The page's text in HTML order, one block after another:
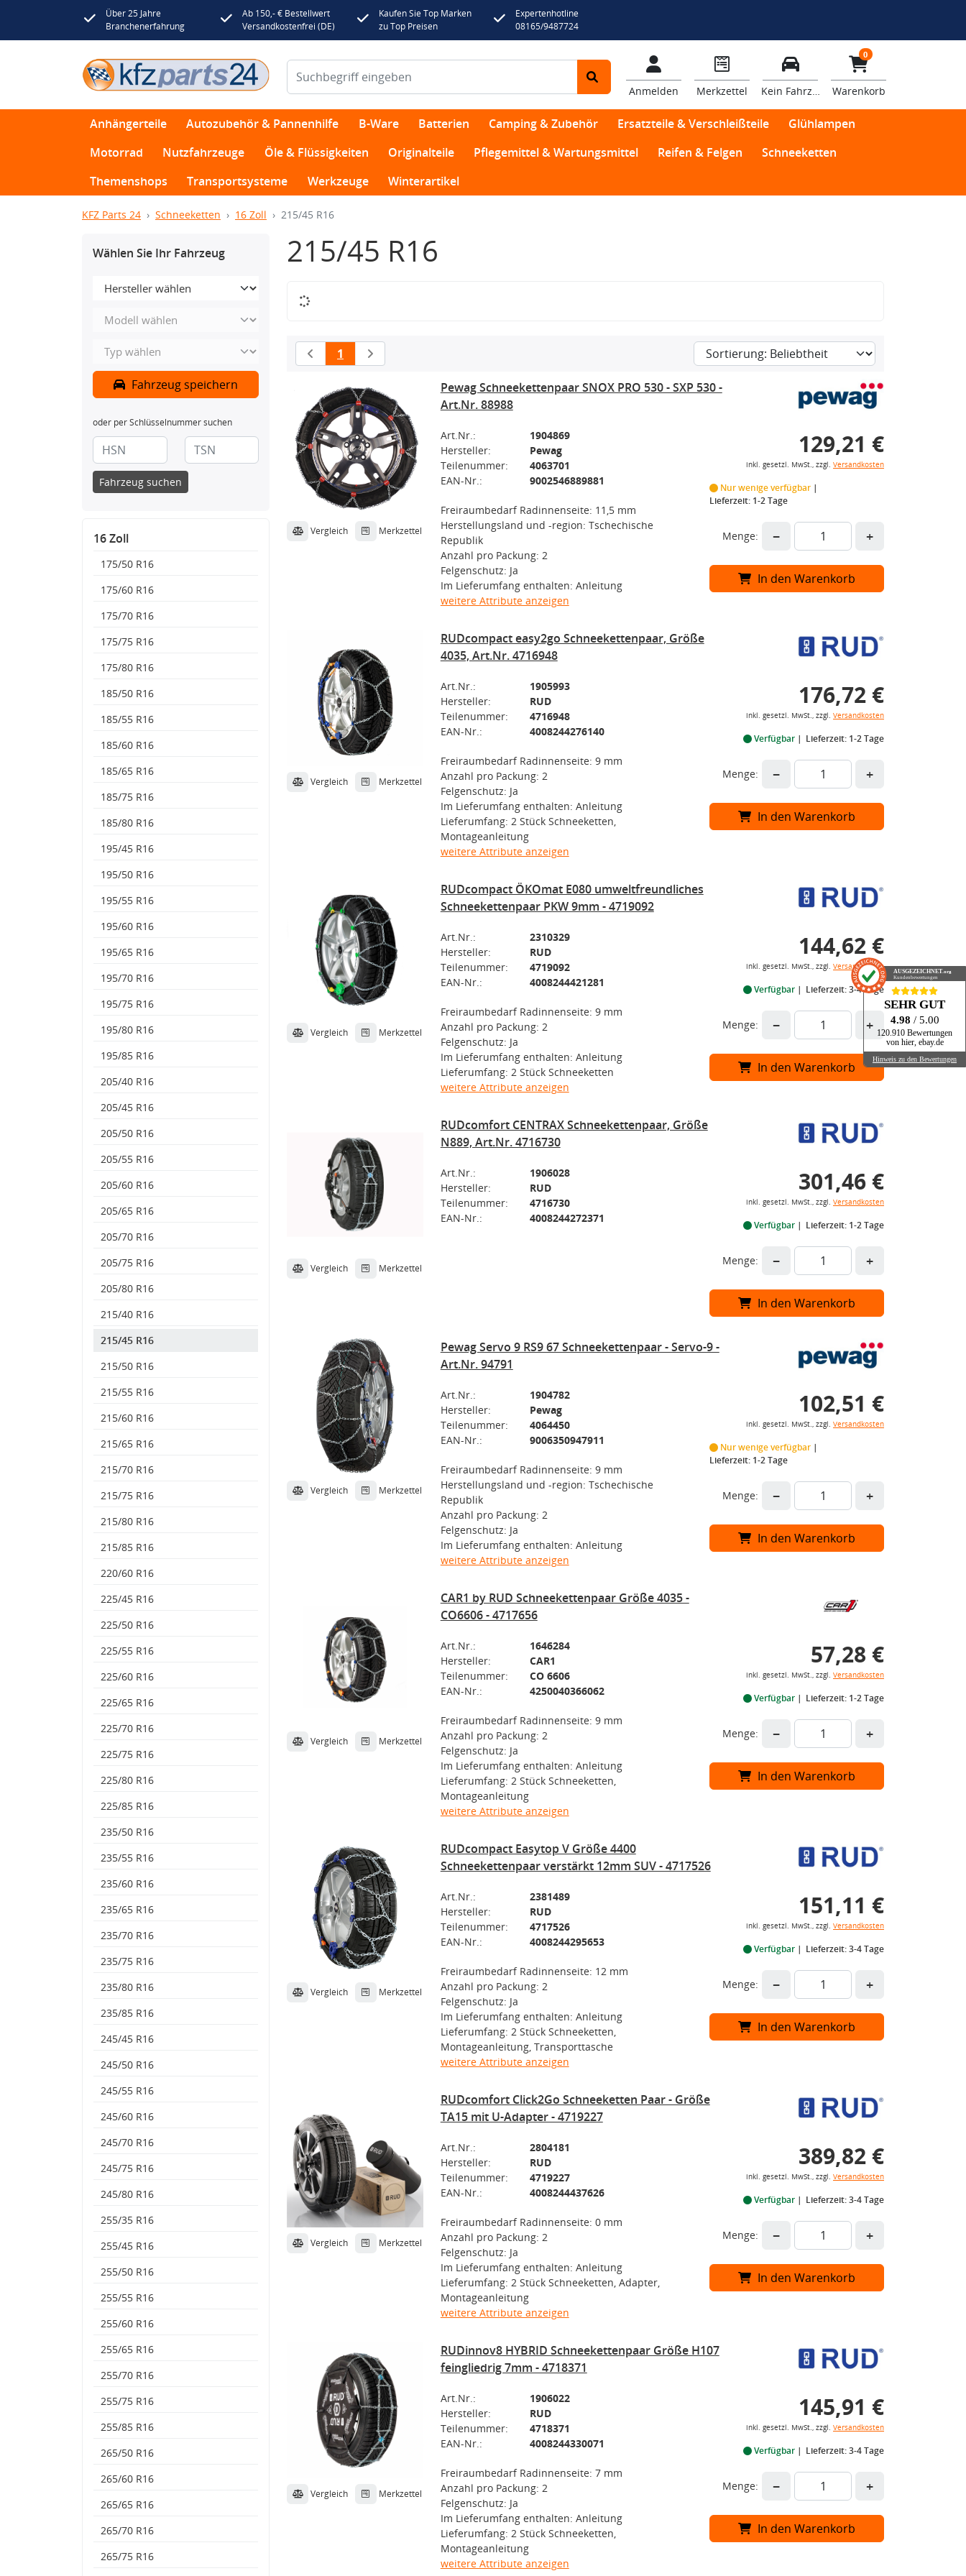
Über 25 Jahre
Branchenerfahrung
Ab 150,- € Bestellwert
Versandkostenfrei (DE)
Kaufen Sie Top Marken
zu Top Preisen
Expertenhotline
08165/9487724
Anmelden Merkzettel Kein Fahrzeug
0
Warenkorb
Anhängerteile Autozubehör & Pannenhilfe B-Ware Batterien Camping & Zubehör Ersatzteile & Verschleißteile
Glühlampen
Motorrad
Nutzfahrzeuge Öle & Flüssigkeiten Originalteile Pflegemittel & Wartungsmittel Reifen & Felgen
Schneeketten
Themenshops
Transportsysteme Werkzeuge Winterartikel
KFZ Parts 24 Schneeketten 16 Zoll 215/45 R16
Wählen Sie Ihr Fahrzeug
Fahrzeug speichern
oder per Schlüsselnummer suchen
Fahrzeug suchen
16 Zoll
175/50 R16
175/60 R16
175/70 R16
175/75 R16
175/80 R16
185/50 R16
185/55 R16
185/60 R16
185/65 R16
185/75 R16
185/80 R16
195/45 R16
195/50 R16
195/55 R16
195/60 R16
195/65 R16
195/70 R16
195/75 R16
195/80 R16
195/85 R16
205/40 R16
205/45 R16
205/50 R16
205/55 R16
205/60 R16
205/65 R16
205/70 R16
205/75 R16
205/80 R16
215/40 R16
215/45 R16
215/50 R16
215/55 R16
215/60 R16
215/65 R16
215/70 R16
215/75 R16
215/80 R16
215/85 R16
220/60 R16
225/45 R16
225/50 R16
225/55 R16
225/60 R16
225/65 R16
225/70 R16
225/75 R16
225/80 R16
225/85 R16
235/50 R16
235/55 R16
235/60 R16
235/65 R16
235/70 R16
235/75 R16
235/80 R16
235/85 R16
245/45 R16
245/50 R16
245/55 R16
245/60 R16
245/70 R16
245/75 R16
245/80 R16
255/35 R16
255/45 R16
255/50 R16
255/55 R16
255/60 R16
255/65 R16
255/70 R16
255/75 R16
255/85 R16
265/50 R16
265/60 R16
265/65 R16
265/70 R16
265/75 R16
215/45 R16
1
Vergleich Merkzettel
Pewag Schneekettenpaar SNOX PRO 530 - SXP 530 -
Art.Nr. 88988
Art.Nr.:
1904869
Hersteller:
Pewag
Teilenummer:
4063701
EAN-Nr.:
9002546889881
Freiraumbedarf Radinnenseite: 11,5 mm
Herstellungsland und -region: Tschechische
Republik
Anzahl pro Packung: 2
Felgenschutz: Ja
Im Lieferumfang enthalten: Anleitung
weitere Attribute anzeigen
129,21 €
inkl. gesetzl. MwSt., zzgl. Versandkosten
Nur wenige verfügbar
Lieferzeit: 1-2 Tage
Menge: − +
In den Warenkorb
Vergleich Merkzettel
RUDcompact easy2go Schneekettenpaar, Größe
4035, Art.Nr. 4716948
Art.Nr.:
1905993
Hersteller:
RUD
Teilenummer:
4716948
EAN-Nr.:
4008244276140
Freiraumbedarf Radinnenseite: 9 mm
Anzahl pro Packung: 2
Felgenschutz: Ja
Im Lieferumfang enthalten: Anleitung
Lieferumfang: 2 Stück Schneeketten,
Montageanleitung
weitere Attribute anzeigen
176,72 €
inkl. gesetzl. MwSt., zzgl. Versandkosten
Verfügbar Lieferzeit: 1-2 Tage
Menge: − +
In den Warenkorb
Vergleich Merkzettel
RUDcompact ÖKOmat E080 umweltfreundliches
Schneekettenpaar PKW 9mm - 4719092
Art.Nr.:
2310329
Hersteller:
RUD
Teilenummer:
4719092
EAN-Nr.:
4008244421281
Freiraumbedarf Radinnenseite: 9 mm
Anzahl pro Packung: 2
Felgenschutz: Ja
Im Lieferumfang enthalten: Anleitung
Lieferumfang: 2 Stück Schneeketten
weitere Attribute anzeigen
144,62 €
inkl. gesetzl. MwSt., zzgl. Versandkosten
Verfügbar Lieferzeit: 3-4 Tage
Menge: − +
In den Warenkorb
Vergleich Merkzettel
RUDcomfort CENTRAX Schneekettenpaar, Größe
N889, Art.Nr. 4716730
Art.Nr.:
1906028
Hersteller:
RUD
Teilenummer:
4716730
EAN-Nr.:
4008244272371
301,46 €
inkl. gesetzl. MwSt., zzgl. Versandkosten
Verfügbar Lieferzeit: 1-2 Tage
Menge: − +
In den Warenkorb
Vergleich Merkzettel
Pewag Servo 9 RS9 67 Schneekettenpaar - Servo-9 -
Art.Nr. 94791
Art.Nr.:
1904782
Hersteller:
Pewag
Teilenummer:
4064450
EAN-Nr.:
9006350947911
Freiraumbedarf Radinnenseite: 9 mm
Herstellungsland und -region: Tschechische
Republik
Anzahl pro Packung: 2
Felgenschutz: Ja
Im Lieferumfang enthalten: Anleitung
weitere Attribute anzeigen
102,51 €
inkl. gesetzl. MwSt., zzgl. Versandkosten
Nur wenige verfügbar
Lieferzeit: 1-2 Tage
Menge: − +
In den Warenkorb
Vergleich Merkzettel
CAR1 by RUD Schneekettenpaar Größe 4035 -
CO6606 - 4717656
Art.Nr.:
1646284
Hersteller:
CAR1
Teilenummer:
CO 6606
EAN-Nr.:
4250040366062
Freiraumbedarf Radinnenseite: 9 mm
Anzahl pro Packung: 2
Felgenschutz: Ja
Im Lieferumfang enthalten: Anleitung
Lieferumfang: 2 Stück Schneeketten,
Montageanleitung
weitere Attribute anzeigen
57,28 €
inkl. gesetzl. MwSt., zzgl. Versandkosten
Verfügbar Lieferzeit: 1-2 Tage
Menge: − +
In den Warenkorb
Vergleich Merkzettel
RUDcompact Easytop V Größe 4400
Schneekettenpaar verstärkt 12mm SUV - 4717526
Art.Nr.:
2381489
Hersteller:
RUD
Teilenummer:
4717526
EAN-Nr.:
4008244295653
Freiraumbedarf Radinnenseite: 12 mm
Anzahl pro Packung: 2
Felgenschutz: Ja
Im Lieferumfang enthalten: Anleitung
Lieferumfang: 2 Stück Schneeketten,
Montageanleitung, Transporttasche
weitere Attribute anzeigen
151,11 €
inkl. gesetzl. MwSt., zzgl. Versandkosten
Verfügbar Lieferzeit: 3-4 Tage
Menge: − +
In den Warenkorb
Vergleich Merkzettel
RUDcomfort Click2Go Schneeketten Paar - Größe
TA15 mit U-Adapter - 4719227
Art.Nr.:
2804181
Hersteller:
RUD
Teilenummer:
4719227
EAN-Nr.:
4008244437626
Freiraumbedarf Radinnenseite: 0 mm
Anzahl pro Packung: 2
Felgenschutz: Ja
Im Lieferumfang enthalten: Anleitung
Lieferumfang: 2 Stück Schneeketten, Adapter,
Montageanleitung
weitere Attribute anzeigen
389,82 €
inkl. gesetzl. MwSt., zzgl. Versandkosten
Verfügbar Lieferzeit: 3-4 Tage
Menge: − +
In den Warenkorb
Vergleich Merkzettel
RUDinnov8 HYBRID Schneekettenpaar Größe H107
feingliedrig 7mm - 4718371
Art.Nr.:
1906022
Hersteller:
RUD
Teilenummer:
4718371
EAN-Nr.:
4008244330071
Freiraumbedarf Radinnenseite: 7 mm
Anzahl pro Packung: 2
Felgenschutz: Ja
Im Lieferumfang enthalten: Anleitung
Lieferumfang: 2 Stück Schneeketten,
Montageanleitung
weitere Attribute anzeigen
145,91 €
inkl. gesetzl. MwSt., zzgl. Versandkosten
Verfügbar Lieferzeit: 3-4 Tage
Menge: − +
In den Warenkorb
AUSGEZEICHNET.org
Kundenbewertungen
SEHR GUT
4.98 / 5.00
120.910 Bewertungen
von hier, ebay.de
Hinweis zu den Bewertungen